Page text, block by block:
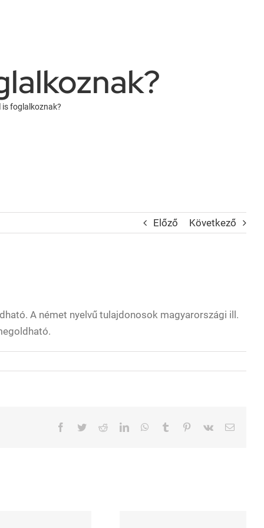
is foglalkoznak?
Előző Következő
A német nyelvű tulajdonosok magyarországi ill.
Facebook
TwitterRedditLinkedInWhatsApp
Tumblr Pinterest
Vk Email: